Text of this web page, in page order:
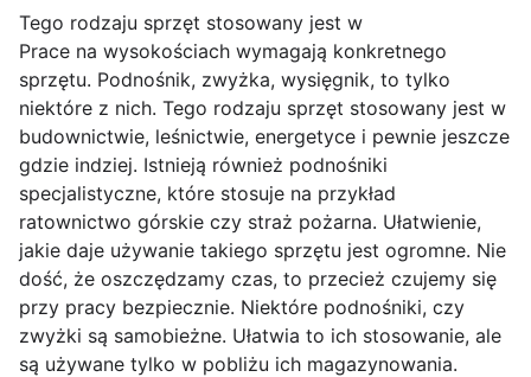
Tego rodzaju sprzęt stosowany jest w
Prace na wysokościach wymagają konkretnego
sprzętu. Podnośnik, zwyżka, wysięgnik, to tylko
niektóre z nich. Tego rodzaju sprzęt stosowany jest w
budownictwie, leśnictwie, energetyce i pewnie jeszcze
gdzie indziej. Istnieją również podnośniki
specjalistyczne, które stosuje na przykład
ratownictwo górskie czy straż pożarna. Ułatwienie,
jakie daje używanie takiego sprzętu jest ogromne. Nie
dość, że oszczędzamy czas, to przecież czujemy się
przy pracy bezpiecznie. Niektóre podnośniki, czy
zwyżki są samobieżne. Ułatwia to ich stosowanie, ale
są używane tylko w pobliżu ich magazynowania.